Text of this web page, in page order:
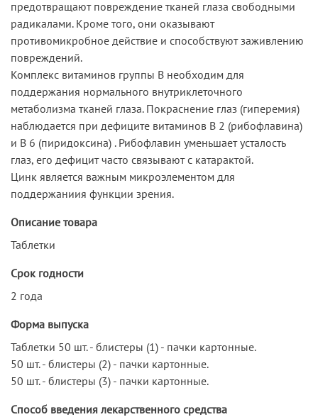
предотвращают повреждение тканей глаза свободными
радикалами. Кроме того, они оказывают
противомикробное действие и способствуют заживлению
повреждений.
Комплекс витаминов группы В необходим для
поддержания нормального внутриклеточного
метаболизма тканей глаза. Покраснение глаз (гиперемия)
наблюдается при дефиците витаминов В 2 (рибофлавина)
и В 6 (пиридоксина) . Рибофлавин уменьшает усталость
глаз, его дефицит часто связывают с катарактой.
Цинк является важным микроэлементом для
поддержаниия функции зрения.
Описание товара
Таблетки
Срок годности
2 года
Форма выпуска
Таблетки 50 шт. - блистеры (1) - пачки картонные.
50 шт. - блистеры (2) - пачки картонные.
50 шт. - блистеры (3) - пачки картонные.
Способ введения лекарственного средства